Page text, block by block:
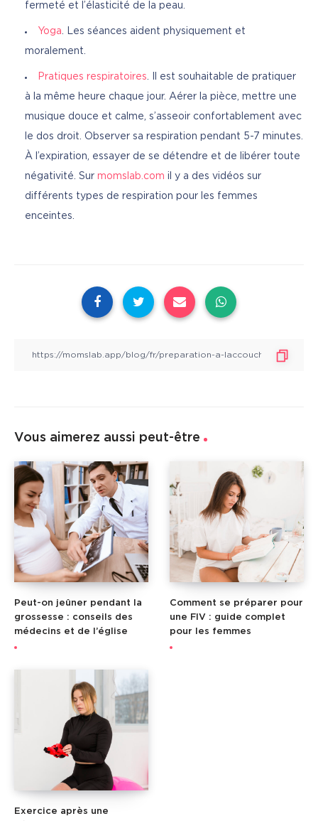
fermeté et l’élasticité de la peau.
Yoga . Les séances aident physiquement et
moralement.
Pratiques respiratoires . Il est souhaitable de pratiquer
à la même heure chaque jour. Aérer la pièce, mettre une
musique douce et calme, s’asseoir confortablement avec
le dos droit. Observer sa respiration pendant 5-7 minutes.
À l’expiration, essayer de se détendre et de libérer toute
négativité. Sur momslab.com il y a des vidéos sur
différents types de respiration pour les femmes
enceintes.
Vous aimerez aussi peut-être
Peut-on jeûner pendant la
grossesse : conseils des
médecins et de l’église
Comment se préparer pour
une FIV : guide complet
pour les femmes
Exercice après une